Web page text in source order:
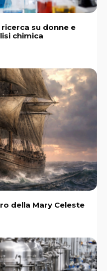
su donne e
chimica
della Mary Celeste